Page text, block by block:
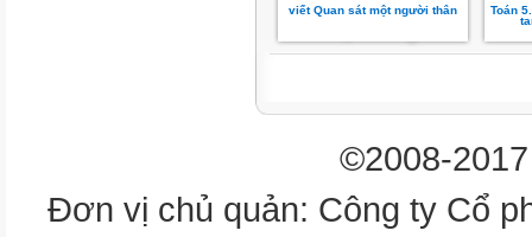
cần mẫn
bênh
viết Quan sát một người thân
Toán
©2008-
Đơn vị chủ quản: Công ty Cổ